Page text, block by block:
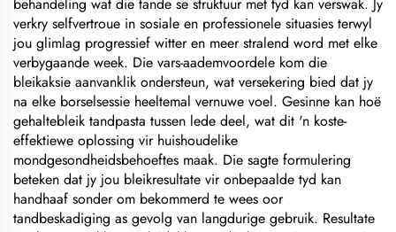
verkry selfvertroue in sosiale en professionele situasies terwyl
jou glimlag progressief witter en meer stralend word met elke
verbygaande week. Die vars-aademvoordele kom die
bleikaksie aanvanklik ondersteun, wat versekering bied dat jy
na elke borselsessie heeltemal vernuwe voel. Gesinne kan hoë
gehaltebleik tandpasta tussen lede deel, wat dit 'n koste-
effektiewe oplossing vir huishoudelike
mondgesondheidsbehoeftes maak. Die sagte formulering
beteken dat jy jou bleikresultate vir onbepaalde tyd kan
handhaaf sonder om bekommerd te wees oor
tandbeskadiging as gevolg van langdurige gebruik. Resultate